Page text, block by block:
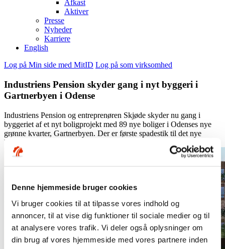
Denne hjemmeside bruger cookies
Vi bruger cookies til at tilpasse vores indhold og
annoncer, til at vise dig funktioner til sociale medier og til
at analysere vores trafik. Vi deler også oplysninger om
din brug af vores hjemmeside med vores partnere inden
Afkast
Aktiver
Presse
Nyheder
Karriere
English
Log på Min side med MitID Log på som virksomhed
Industriens Pension skyder gang i nyt byggeri i
Gartnerbyen i Odense
Industriens Pension og entreprenøren Skjøde skyder nu gang i
byggeriet af et nyt boligprojekt med 89 nye boliger i Odenses nye
grønne kvarter, Gartnerbyen. Der er første spadestik til det nye
byggeri torsdag den 5. maj.